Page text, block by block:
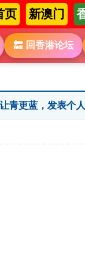
页 新澳门
🔙 回香港论坛
青更蓝，发表个